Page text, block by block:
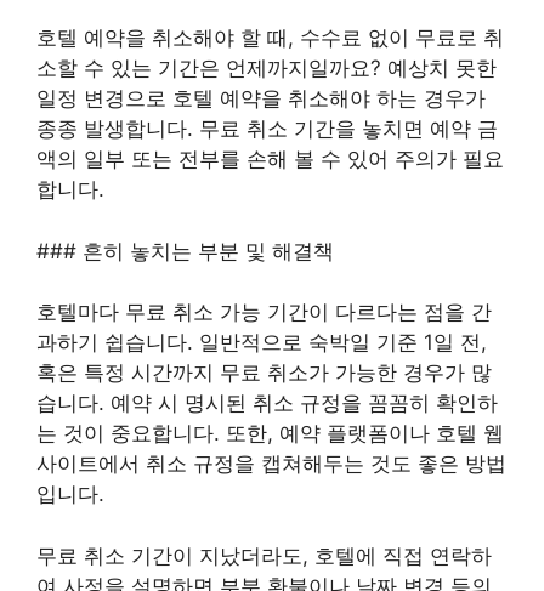
호텔 예약을 취소해야 할 때, 수수료 없이 무료로 취
소할 수 있는 기간은 언제까지일까요? 예상치 못한
일정 변경으로 호텔 예약을 취소해야 하는 경우가
종종 발생합니다. 무료 취소 기간을 놓치면 예약 금
액의 일부 또는 전부를 손해 볼 수 있어 주의가 필요
합니다.
### 흔히 놓치는 부분 및 해결책
호텔마다 무료 취소 가능 기간이 다르다는 점을 간
과하기 쉽습니다. 일반적으로 숙박일 기준 1일 전,
혹은 특정 시간까지 무료 취소가 가능한 경우가 많
습니다. 예약 시 명시된 취소 규정을 꼼꼼히 확인하
는 것이 중요합니다. 또한, 예약 플랫폼이나 호텔 웹
사이트에서 취소 규정을 캡쳐해두는 것도 좋은 방법
입니다.
무료 취소 기간이 지났더라도, 호텔에 직접 연락하
여 사정을 설명하면 부분 환불이나 날짜 변경 등의